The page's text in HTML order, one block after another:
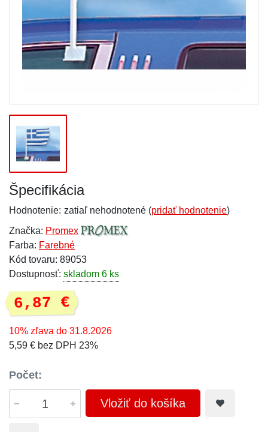
Špecifikácia
Hodnotenie: zatiaľ nehodnotené (pridať hodnotenie)
Značka: Promex
Farba: Farebné
Kód tovaru: 89053
Dostupnosť: skladom 6 ks
6,87 €
10% zľava do 31.8.2026
5,59 € bez DPH 23%
Počet:
Vložiť do košíka